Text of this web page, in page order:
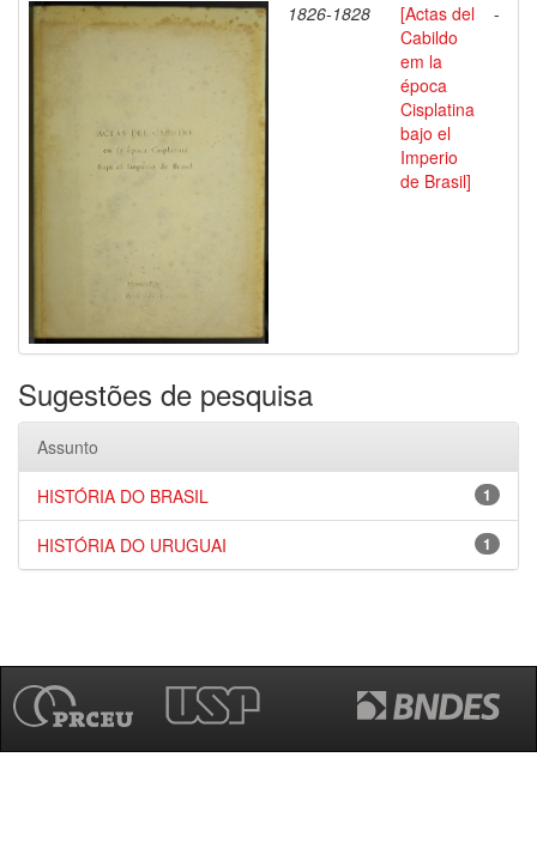
1826-1828
[Actas del
Cabildo
em la
época
Cisplatina
bajo el
Imperio
de Brasil]
-
Sugestões de pesquisa
Assunto
1
HISTÓRIA DO BRASIL
1
HISTÓRIA DO URUGUAI